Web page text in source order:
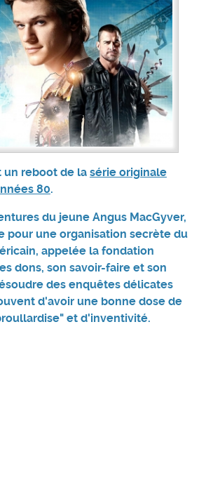
un reboot de la série originale
80.
du jeune Angus MacGyver,
pour une organisation secrète du
appelée la fondation
dons, son savoir-faire et son
des enquêtes délicates
d'avoir une bonne dose de
et d'inventivité.